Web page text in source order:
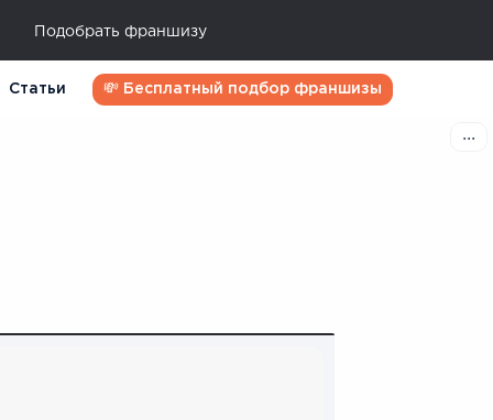
Подобрать франшизу
Статьи 💸 Бесплатный подбор франшизы